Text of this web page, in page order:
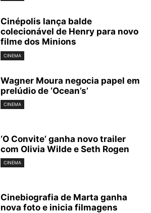
Cinépolis lança balde
colecionável de Henry para novo
filme dos Minions
CINEMA
Wagner Moura negocia papel em
prelúdio de ‘Ocean’s’
CINEMA
‘O Convite’ ganha novo trailer
com Olivia Wilde e Seth Rogen
CINEMA
Cinebiografia de Marta ganha
nova foto e inicia filmagens